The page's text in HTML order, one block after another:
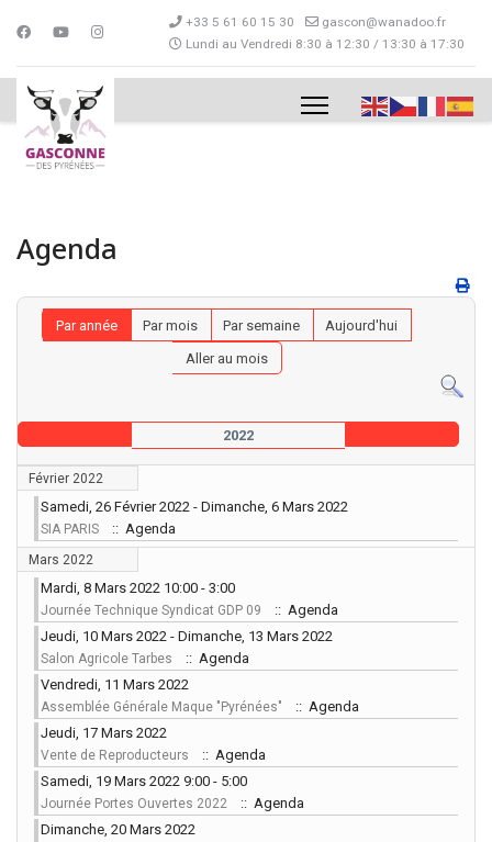
+33 5 61 60 15 30
gascon@wanadoo.fr
Lundi au Vendredi 8:30 à 12:30 / 13:30 à 17:30
Agenda
Par année Par mois Par semaine
Aujourd'hui
Aller au mois
2022
Février 2022
Samedi, 26 Février 2022 - Dimanche, 6 Mars 2022
SIA PARIS :: Agenda
Mars 2022
Mardi, 8 Mars 2022 10:00 - 3:00
Journée Technique Syndicat GDP 09
:: Agenda
Jeudi, 10 Mars 2022 - Dimanche, 13 Mars 2022
Salon Agricole Tarbes
:: Agenda
Vendredi, 11 Mars 2022
Assemblée Générale Maque "Pyrénées"
:: Agenda
Jeudi, 17 Mars 2022
Vente de Reproducteurs
:: Agenda
Samedi, 19 Mars 2022 9:00 - 5:00
Journée Portes Ouvertes 2022
:: Agenda
Dimanche, 20 Mars 2022